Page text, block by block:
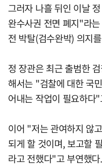
그러자 나흘 뒤인 이날
완수사권 전면 폐지"라
전 박탈(검수완박) 의지
정 장관은 최근 출범한
해서는 "검찰에 대한 국
어내는 작업이 필요하다
이어 "저는 관여하지 않
되게 할 것이며, 보고할
라고 전했다"고 부연했다.